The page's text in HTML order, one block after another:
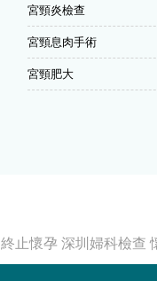
宮頸炎檢查
宮頸息肉手術
宮頸肥大
止懷孕 深圳婦科檢查